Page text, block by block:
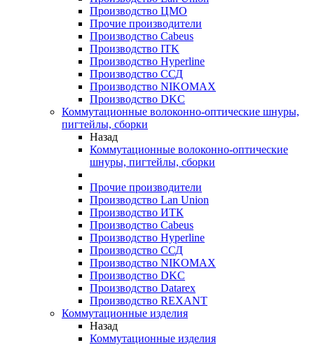
Производство ЦМО
Прочие производители
Производство Cabeus
Производство ITK
Производство Hyperline
Производство ССД
Производство NIKOMAX
Производство DKC
Коммутационные волоконно-оптические шнуры,
пигтейлы, сборки
Назад
Коммутационные волоконно-оптические
шнуры, пигтейлы, сборки
Прочие производители
Производство Lan Union
Производство ИТК
Производство Cabeus
Производство Hyperline
Производство ССД
Производство NIKOMAX
Производство DKC
Производство Datarex
Производство REXANT
Коммутационные изделия
Назад
Коммутационные изделия